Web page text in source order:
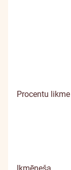
Procentu likme